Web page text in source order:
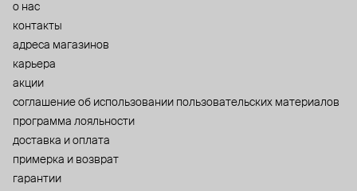
о нас
контакты
адреса магазинов
карьера
акции
cоглашение об использовании пользовательских материалов
программа лояльности
доставка и оплата
примерка и возврат
гарантии